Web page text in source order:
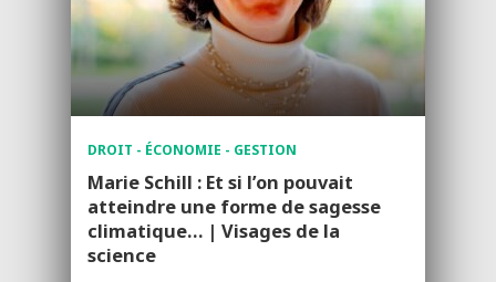
DROIT - ÉCONOMIE - GESTION
Marie Schill : Et si l’on pouvait
atteindre une forme de sagesse
climatique… | Visages de la
science